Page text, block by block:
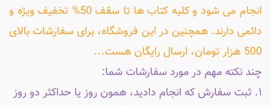
انجام می شود و کلیه کتاب ها تا سقف 50% تخفیف ویژه و
دائمی دارند. همچنین در این فروشگاه، برای سفارشات بالای
500 هزار تومان، ارسال رایگان هست...
چند نکته مهم در مورد سفارشات شما:
۱. ثبت سفارش که انجام دادید، همون روز یا حداکثر دو روز